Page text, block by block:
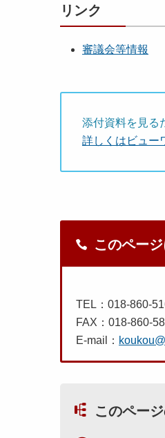
リンク
審議会等情報
添付資料を見る
詳しくはビュー
このペー
TEL：018-860-
FAX：018-860-
E-mail：
このペー